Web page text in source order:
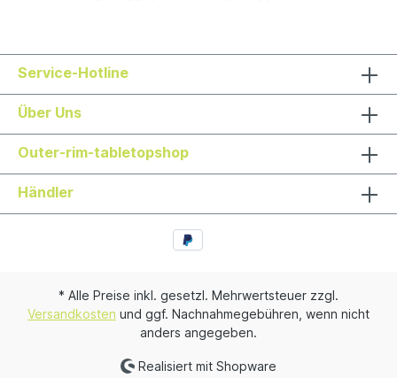
Service-Hotline
Über Uns
Outer-rim-tabletopshop
Händler
* Alle Preise inkl. gesetzl. Mehrwertsteuer zzgl.
Versandkosten und ggf. Nachnahmegebühren, wenn nicht
anders angegeben.
Realisiert mit Shopware